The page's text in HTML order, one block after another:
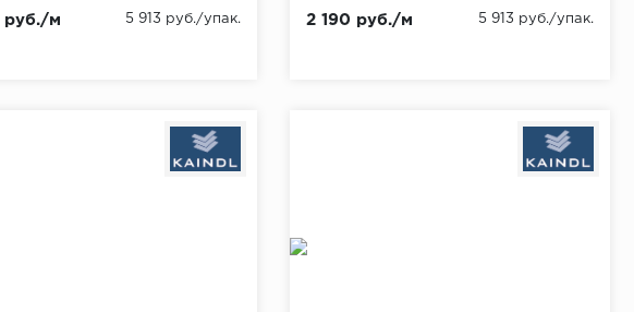
руб./м 5 913 руб./упак. 2 190 руб./м 5 913 руб./упак.